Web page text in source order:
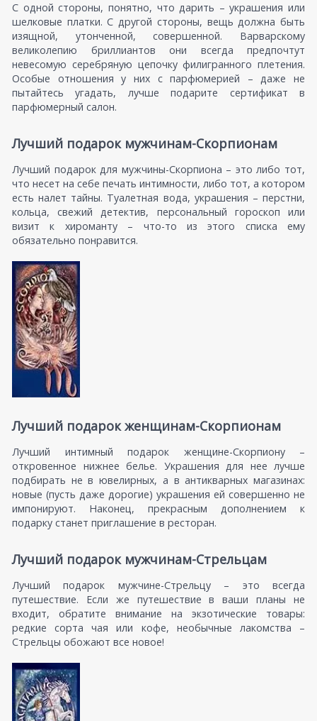
С одной стороны, понятно, что дарить – украшения или
шелковые платки. С другой стороны, вещь должна быть
изящной, утонченной, совершенной. Варварскому
великолепию бриллиантов они всегда предпочтут
невесомую серебряную цепочку филигранного плетения.
Особые отношения у них с парфюмерией – даже не
пытайтесь угадать, лучше подарите сертификат в
парфюмерный салон.
Лучший подарок мужчинам-Скорпионам
Лучший подарок для мужчины-Скорпиона – это либо тот,
что несет на себе печать интимности, либо тот, а котором
есть налет тайны. Туалетная вода, украшения – перстни,
кольца, свежий детектив, персональный гороскоп или
визит к хироманту – что-то из этого списка ему
обязательно понравится.
Лучший подарок женщинам-Скорпионам
Лучший интимный подарок женщине-Скорпиону –
откровенное нижнее белье. Украшения для нее лучше
подбирать не в ювелирных, а в антикварных магазинах:
новые (пусть даже дорогие) украшения ей совершенно не
импонируют. Наконец, прекрасным дополнением к
подарку станет приглашение в ресторан.
Лучший подарок мужчинам-Стрельцам
Лучший подарок мужчине-Стрельцу – это всегда
путешествие. Если же путешествие в ваши планы не
входит, обратите внимание на экзотические товары:
редкие сорта чая или кофе, необычные лакомства –
Стрельцы обожают все новое!